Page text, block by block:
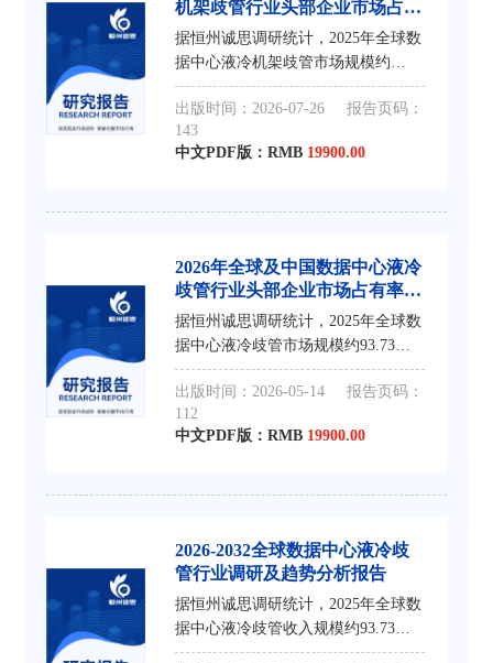
机架歧管行业头部企业市场占有
率及排名调研报告
据恒州诚思调研统计，2025年全球数
据中心液冷机架歧管市场规模约
18.58亿元，预计未来将持续保持平
稳增长的态势，到2032年市场规模将
接近80.53亿元，未来六年CAGR为
19.5%。
出版时间：2026-07-26
报告页码：
143
中文PDF版：RMB 19900.00
2026年全球及中国数据中心液冷
歧管行业头部企业市场占有率及
排名调研报告
据恒州诚思调研统计，2025年全球数
据中心液冷歧管市场规模约93.73亿
元，预计未来将持续保持平稳增长的
态势，到2032年市场规模将接近
163.3亿元，未来六年CAGR为8.8%。
出版时间：2026-05-14
报告页码：
112
中文PDF版：RMB 19900.00
2026-2032全球数据中心液冷歧
管行业调研及趋势分析报告
据恒州诚思调研统计，2025年全球数
据中心液冷歧管收入规模约93.73亿
元，到2032年收入规模将接近163.3